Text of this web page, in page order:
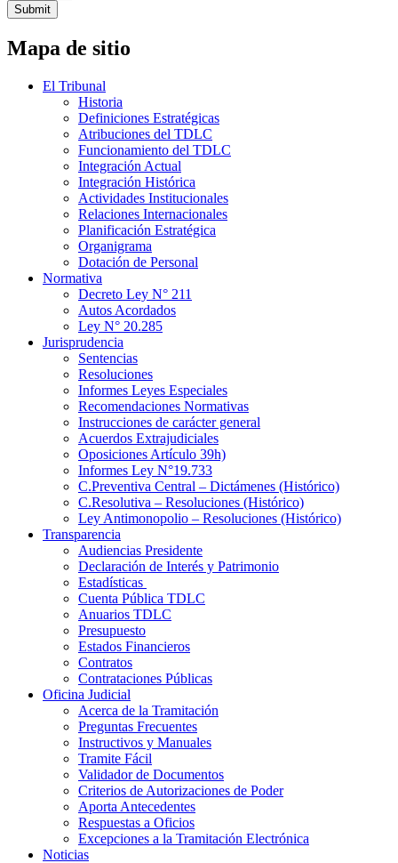
Submit
Mapa de sitio
El Tribunal
Historia
Definiciones Estratégicas
Atribuciones del TDLC
Funcionamiento del TDLC
Integración Actual
Integración Histórica
Actividades Institucionales
Relaciones Internacionales
Planificación Estratégica
Organigrama
Dotación de Personal
Normativa
Decreto Ley N° 211
Autos Acordados
Ley N° 20.285
Jurisprudencia
Sentencias
Resoluciones
Informes Leyes Especiales
Recomendaciones Normativas
Instrucciones de carácter general
Acuerdos Extrajudiciales
Oposiciones Artículo 39h)
Informes Ley N°19.733
C.Preventiva Central – Dictámenes (Histórico)
C.Resolutiva – Resoluciones (Histórico)
Ley Antimonopolio – Resoluciones (Histórico)
Transparencia
Audiencias Presidente
Declaración de Interés y Patrimonio
Estadísticas
Cuenta Pública TDLC
Anuarios TDLC
Presupuesto
Estados Financieros
Contratos
Contrataciones Públicas
Oficina Judicial
Acerca de la Tramitación
Preguntas Frecuentes
Instructivos y Manuales
Tramite Fácil
Validador de Documentos
Criterios de Autorizaciones de Poder
Aporta Antecedentes
Respuestas a Oficios
Excepciones a la Tramitación Electrónica
Noticias